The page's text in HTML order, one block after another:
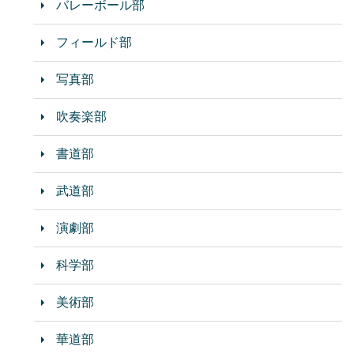
バレーボール部
フィールド部
写真部
吹奏楽部
書道部
武道部
演劇部
科学部
美術部
華道部